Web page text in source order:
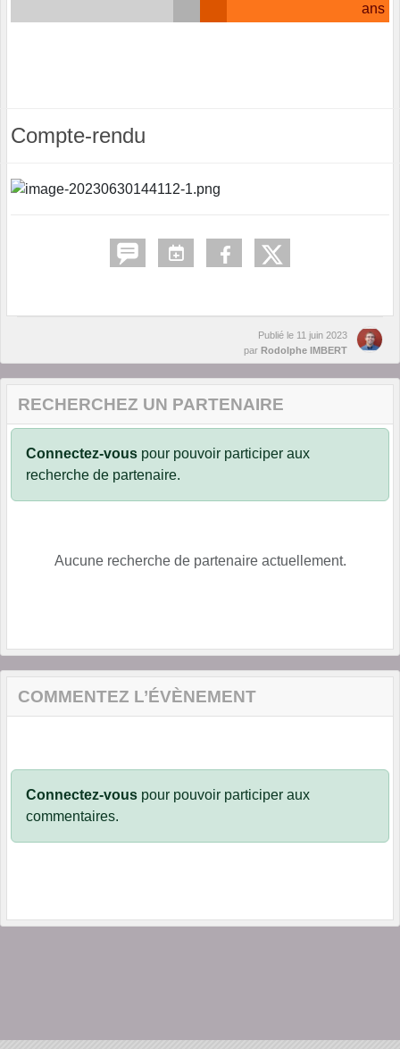
ans
Compte-rendu
Publié le 11 juin 2023
par Rodolphe IMBERT
RECHERCHEZ UN PARTENAIRE
Connectez-vous pour pouvoir participer aux
recherche de partenaire.
Aucune recherche de partenaire actuellement.
COMMENTEZ L’ÉVÈNEMENT
Connectez-vous pour pouvoir participer aux
commentaires.